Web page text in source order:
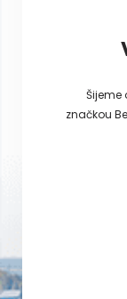
Šijeme
značkou